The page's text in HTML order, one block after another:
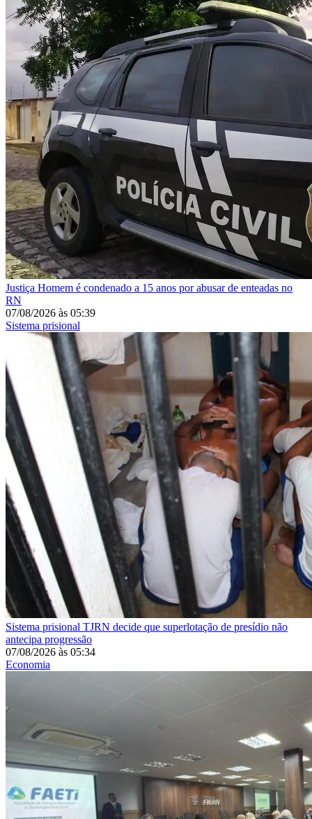
Justiça Homem é condenado a 15 anos por abusar de enteadas no
RN
07/08/2026 às 05:39
Sistema prisional
Sistema prisional TJRN decide que superlotação de presídio não
antecipa progressão
07/08/2026 às 05:34
Economia